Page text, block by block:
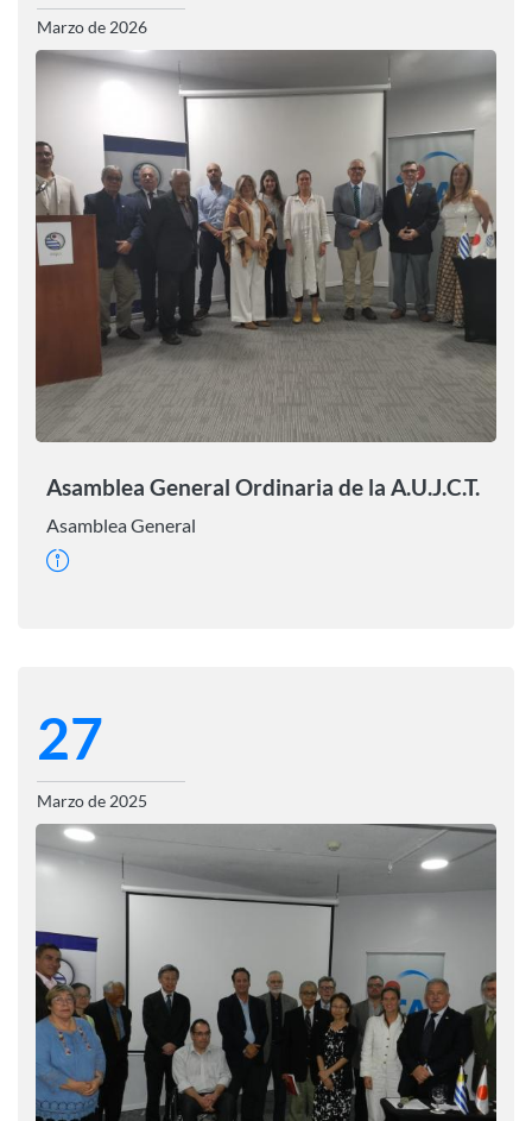
Marzo de 2026
Asamblea General Ordinaria de la A.U.J.C.T.
Asamblea General
27
Marzo de 2025